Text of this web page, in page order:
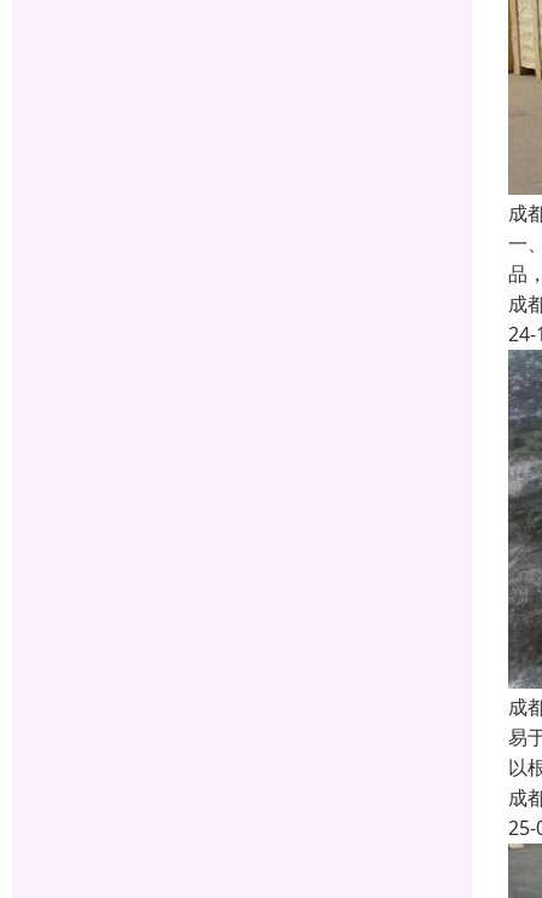
成
一
品
成
24-
成
易
以
成
25-